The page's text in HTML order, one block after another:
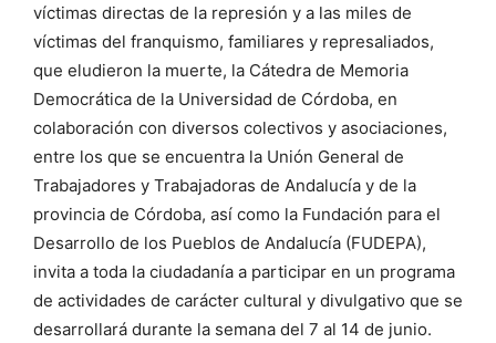
víctimas directas de la represión y a las miles de
víctimas del franquismo, familiares y represaliados,
que eludieron la muerte, la Cátedra de Memoria
Democrática de la Universidad de Córdoba, en
colaboración con diversos colectivos y asociaciones,
entre los que se encuentra la Unión General de
Trabajadores y Trabajadoras de Andalucía y de la
provincia de Córdoba, así como la Fundación para el
Desarrollo de los Pueblos de Andalucía (FUDEPA),
invita a toda la ciudadanía a participar en un programa
de actividades de carácter cultural y divulgativo que se
desarrollará durante la semana del 7 al 14 de junio.